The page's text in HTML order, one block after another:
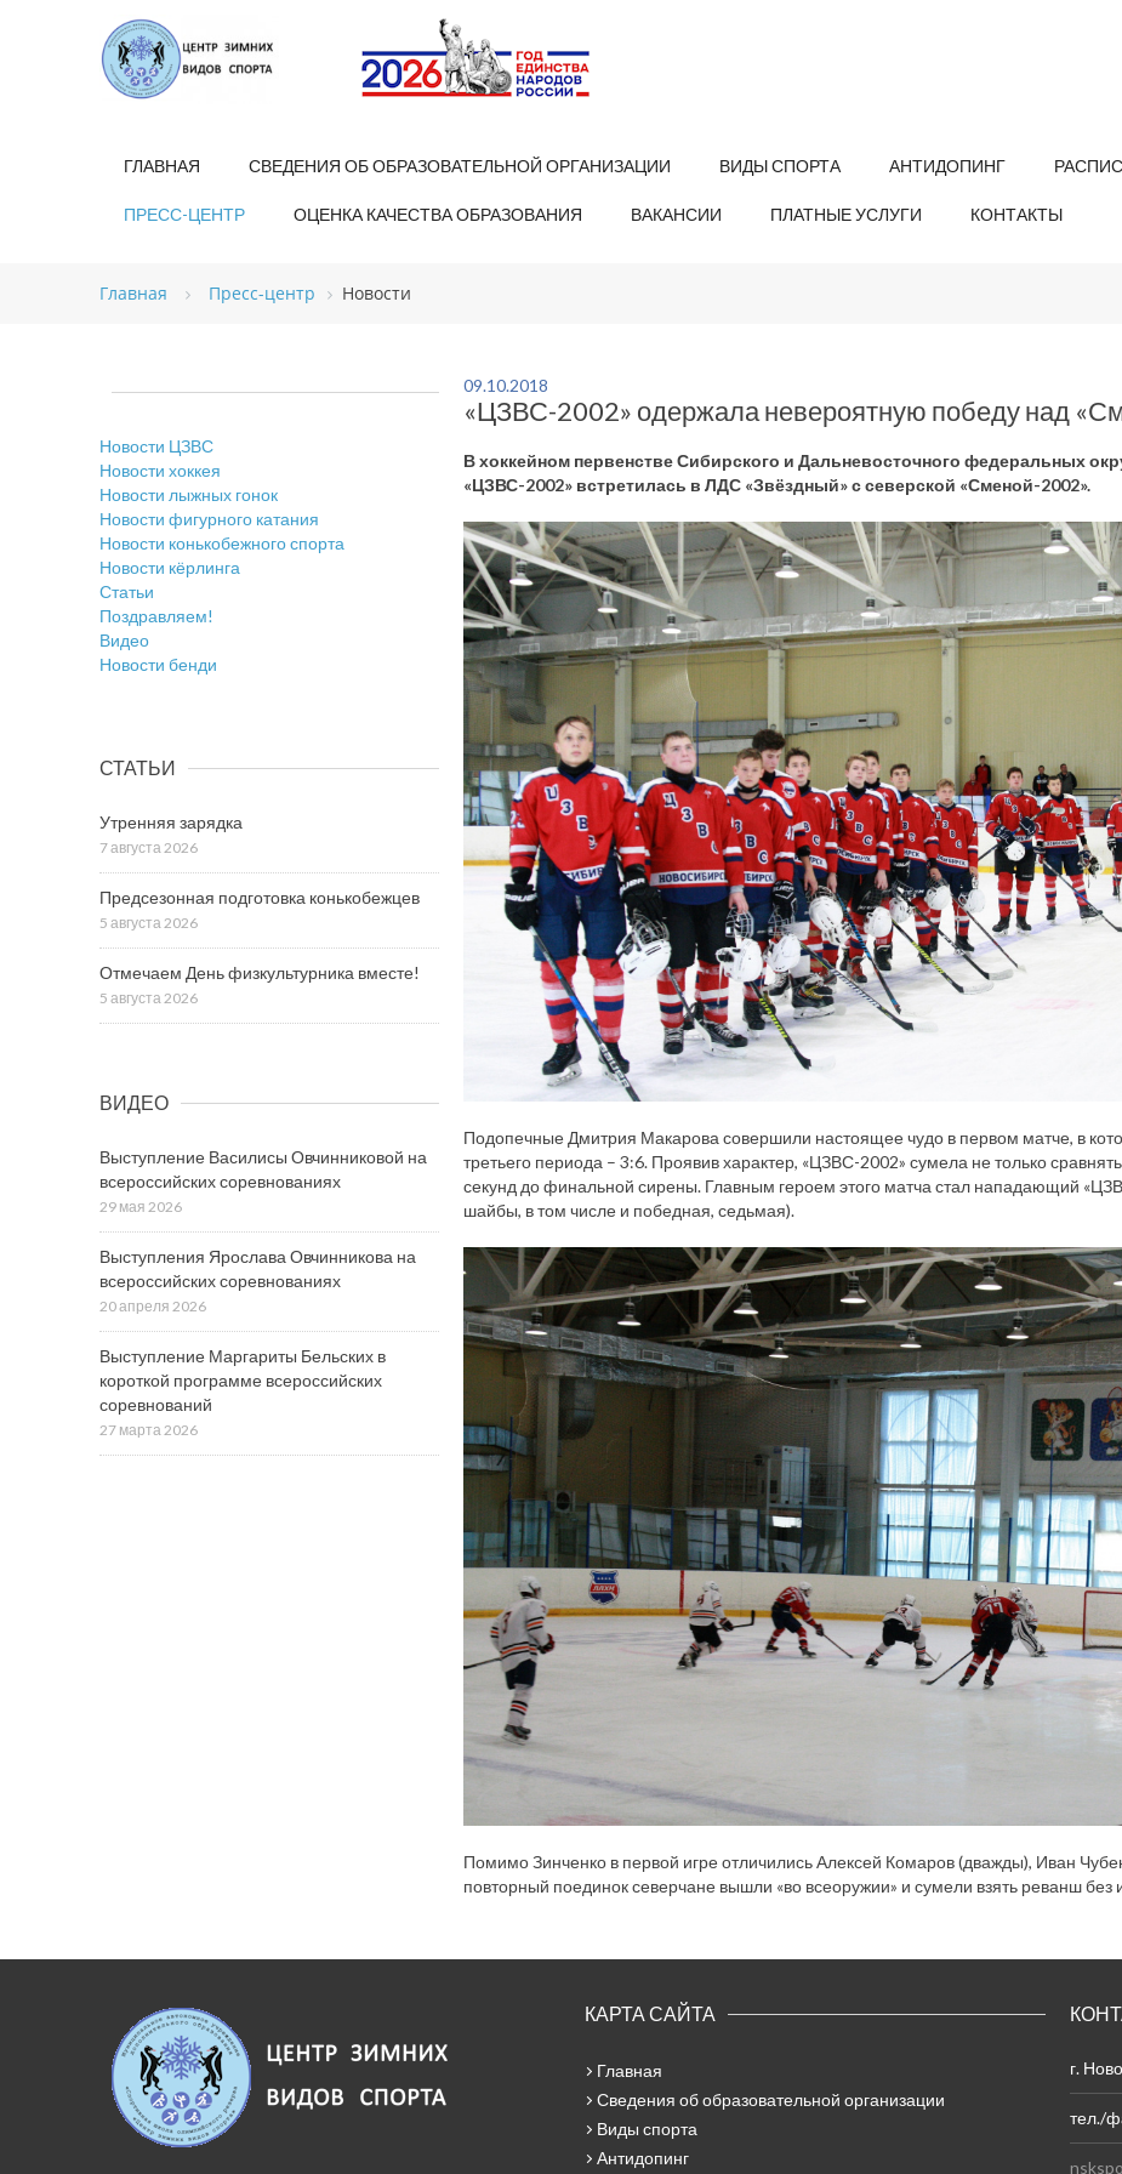
ГЛАВНАЯ СВЕДЕНИЯ ОБ ОБРАЗОВАТЕЛЬНОЙ ОРГАНИЗАЦИИ ВИДЫ СПОРТА АНТИДОПИНГ
ПРЕСС-ЦЕНТР ОЦЕНКА КАЧЕСТВА ОБРАЗОВАНИЯ ВАКАНСИИ ПЛАТНЫЕ УСЛУГИ КОНТАКТЫ
Главная Пресс-центр Новости
09.10.2018
«ЦЗВС-2002» одержала невероятную победу над
В хоккейном первенстве Сибирского и Дальневосточного федеральных
«ЦЗВС-2002» встретилась в ЛДС «Звёздный» с северской «Сменой-2002».
Подопечные Дмитрия Макарова совершили настоящее чудо в первом матче, в
третьего периода – 3:6. Проявив характер, «ЦЗВС-2002» сумела не только
секунд до финальной сирены. Главным героем этого матча стал нападающий
шайбы, в том числе и победная, седьмая).
Помимо Зинченко в первой игре отличились Алексей Комаров (дважды), Иван
повторный поединок северчане вышли «во всеоружии» и сумели взять реванш без
Новости ЦЗВС
Новости хоккея
Новости лыжных гонок
Новости фигурного катания
Новости конькобежного спорта
Новости кёрлинга
Статьи
Поздравляем!
Видео
Новости бенди
СТАТЬИ
Утренняя зарядка
7 августа 2026
Предсезонная подготовка конькобежцев
5 августа 2026
Отмечаем День физкультурника вместе!
5 августа 2026
ВИДЕО
Выступление Василисы Овчинниковой на
всероссийских соревнованиях
29 мая 2026
Выступления Ярослава Овчинникова на
всероссийских соревнованиях
20 апреля 2026
Выступление Маргариты Бельских в
короткой программе всероссийских
соревнований
27 марта 2026
КАРТА САЙТА
Главная
Сведения об образовательной организации
Виды спорта
Антидопинг
г.
тел./